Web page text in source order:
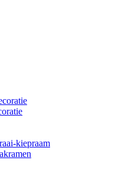
kiepraam